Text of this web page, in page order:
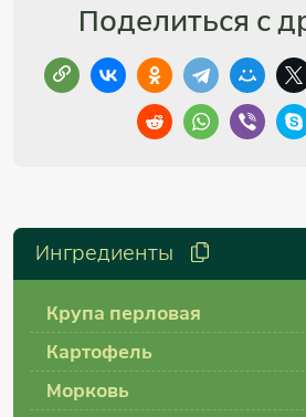
Поделиться с
Ингредиенты
Крупа перловая
Картофель
Морковь